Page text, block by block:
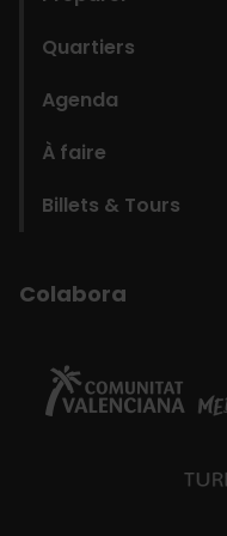
Quartiers
Agenda
À faire
Billets & Tours
Colabora